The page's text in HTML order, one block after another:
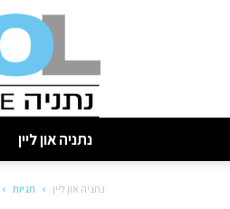
נתניה און ליין
נתניה און ליין תגיות